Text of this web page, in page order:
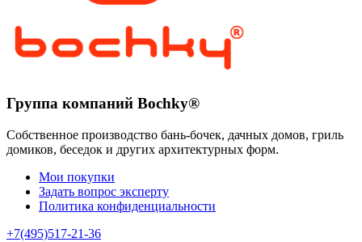
Группа компаний Bochky®
Собственное производство бань-бочек, дачных домов, гриль
домиков, беседок и других архитектурных форм.
Мои покупки
Задать вопрос эксперту
Политика конфиденциальности
+7(495)517-21-36